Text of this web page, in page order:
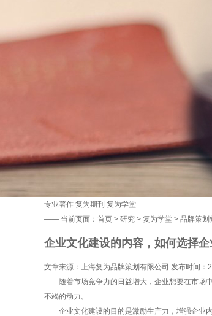
专业著作 复为期刊 复为学堂
—— 当前页面： 首页 > 研究 > 复为学堂 > 品牌策划
企业文化建设的内容，如何选择企
文章来源：上海复为品牌策划有限公司 发布时间：
随着市场竞争力的日益增大，企业想要在市场中
不竭的动力。
企业文化建设的目的是激励生产力，增强企业内